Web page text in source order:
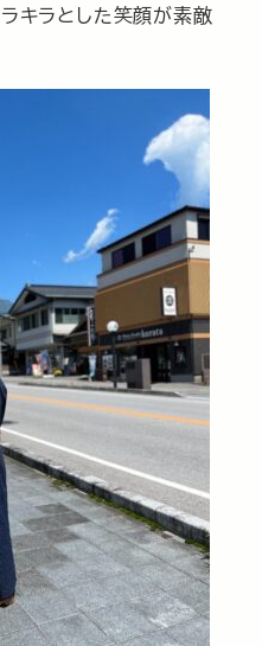
キラとした笑顔が素敵